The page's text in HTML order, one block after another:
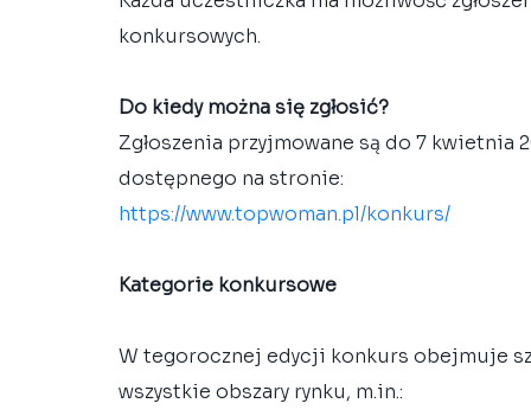
konkursowych.
Do kiedy można się zgłosić?
Zgłoszenia przyjmowane są do 7
dostępnego na stronie:
https://www.topwoman.pl/konkurs/
Kategorie konkursowe
W tegorocznej edycji konkurs obejmuje
wszystkie obszary rynku, m.in.: